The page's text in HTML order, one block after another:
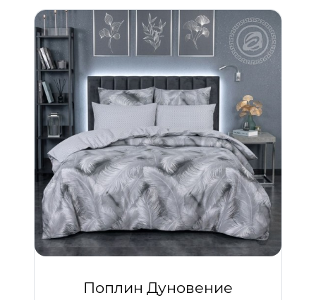
Поплин Дуновение